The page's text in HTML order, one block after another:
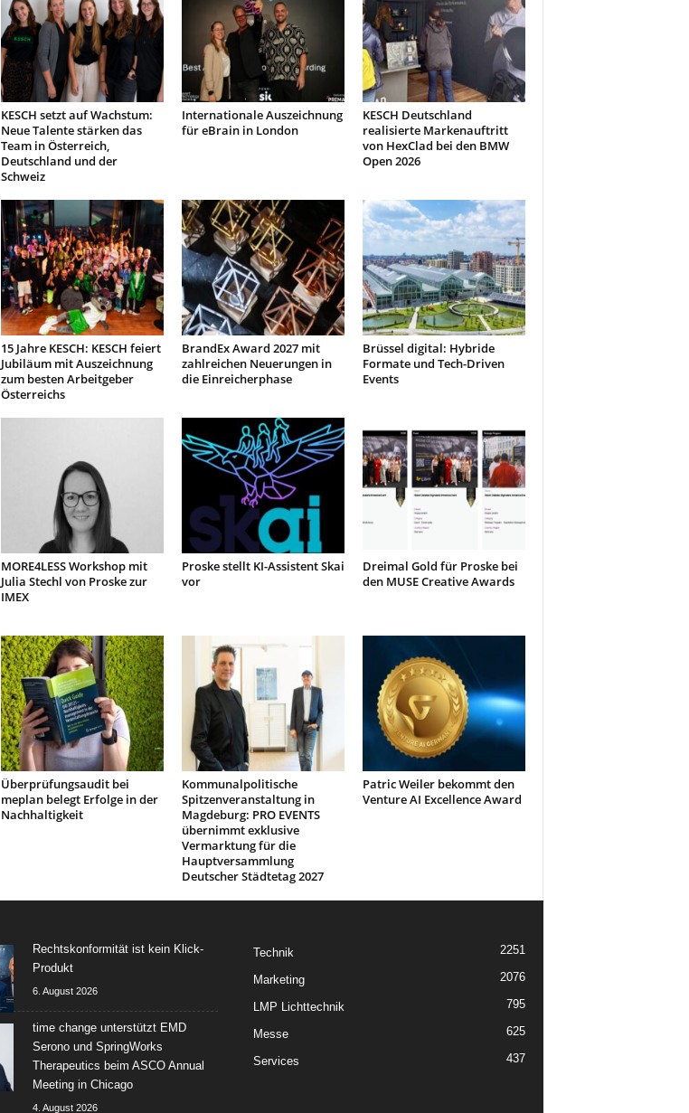
KESCH setzt auf Wachstum:
Neue Talente stärken das
Team in Österreich,
Deutschland und der
Schweiz
Internationale Auszeichnung
für eBrain in London
KESCH Deutschland
realisierte Markenauftritt
von HexClad bei den BMW
Open 2026
15 Jahre KESCH: KESCH feiert
Jubiläum mit Auszeichnung
zum besten Arbeitgeber
Österreichs
BrandEx Award 2027 mit
zahlreichen Neuerungen in
die Einreicherphase
Brüssel digital: Hybride
Formate und Tech-Driven
Events
MORE4LESS Workshop mit
Julia Stechl von Proske zur
IMEX
Proske stellt KI-Assistent Skai
vor
Dreimal Gold für Proske bei
den MUSE Creative Awards
Überprüfungsaudit bei
meplan belegt Erfolge in der
Nachhaltigkeit
Kommunalpolitische
Spitzenveranstaltung in
Magdeburg: PRO EVENTS
übernimmt exklusive
Vermarktung für die
Hauptversammlung
Deutscher Städtetag 2027
Patric Weiler bekommt den
Venture AI Excellence Award
Rechtskonformität ist kein Klick-
Produkt
6. August 2026
time change unterstützt EMD
Serono und SpringWorks
Therapeutics beim ASCO Annual
Meeting in Chicago
4. August 2026
Technik 2251
Marketing 2076
LMP Lichttechnik 795
Messe 625
Services 437